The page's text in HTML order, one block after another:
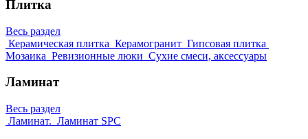
Плитка
Весь раздел
Керамическая плитка Керамогранит Гипсовая плитка
Мозаика Ревизионные люки Сухие смеси, аксессуары
Ламинат
Весь раздел
Ламинат. Ламинат SPC